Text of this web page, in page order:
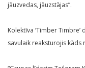
jāuzvedas, jāuzstājas”.
Kolektīva ‘Timber
savulaik reaksturojis kāds